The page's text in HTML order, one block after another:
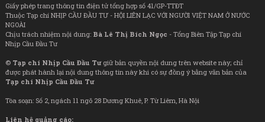
Giấy phép trang thông tin điện tử tổng hợp số 41/GP-TTĐT
Thuộc Tạp chí NHỊP CẦU ĐẦU TƯ - HỘI LIÊN LẠC VỚI NGƯỜI VIỆT NAM Ở NƯỚC
NGOÀI
Chịu trách nhiệm nội dung: Bà Lê Thị Bích Ngọc - Tổng Biên Tập Tạp chí
Nhịp Cầu Đầu Tư
© Tạp chí Nhịp Cầu Đầu Tưgiữ bản quyền nội dung trên website này; chỉ
được phát hành lại nội dung thông tin này khi có sự đồng ý bằng văn bản của
Tạp chí Nhịp Cầu Đầu Tư
Tòa soạn: Số 2, ngách 11 ngõ 28 Dương Khuê, P. Từ Liêm, Hà Nội
Liên hệ quảng cáo: